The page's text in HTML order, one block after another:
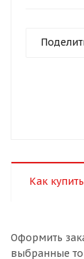
Как купить
Оформить
выбранные